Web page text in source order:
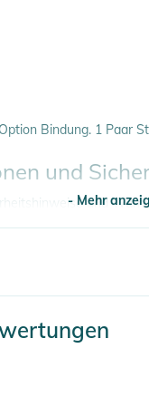
Bindung. 1 Paar
und
und
- Mehr